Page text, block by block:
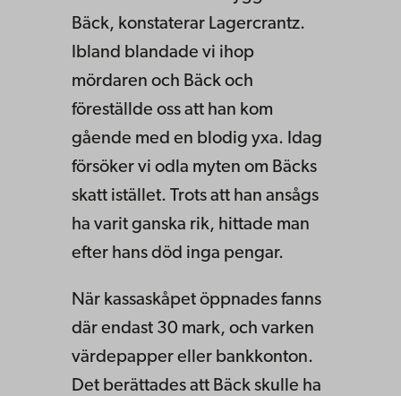
Bäck, konstaterar Lagercrantz.
Ibland blandade vi ihop
mördaren och Bäck och
föreställde oss att han kom
gående med en blodig yxa. Idag
försöker vi odla myten om Bäcks
skatt istället. Trots att han ansågs
ha varit ganska rik, hittade man
efter hans död inga pengar.
När kassaskåpet öppnades fanns
där endast 30 mark, och varken
värdepapper eller bankkonton.
Det berättades att Bäck skulle ha